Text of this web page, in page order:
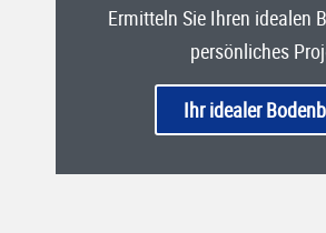
Ermitteln Sie Ihren idealen
persönliches
Ihr idealer